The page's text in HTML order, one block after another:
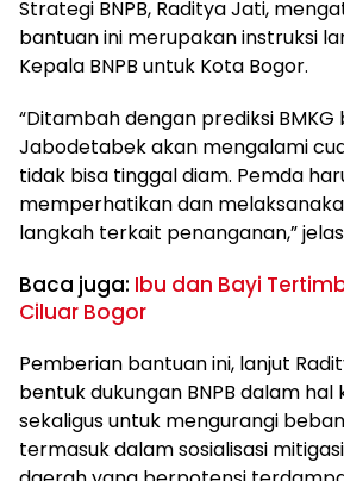
Strategi BNPB, Raditya Jati,
bantuan ini merupakan instruksi
Kepala BNPB untuk Kota Bogor.
“Ditambah dengan prediksi
Jabodetabek akan mengalami
tidak bisa tinggal diam. Pemda
memperhatikan dan
langkah terkait penanganan,”
Baca juga: Ibu dan Bayi
Ciluar Bogor
Pemberian bantuan ini, lanjut
bentuk dukungan BNPB dalam
sekaligus untuk mengurangi
termasuk dalam sosialisasi